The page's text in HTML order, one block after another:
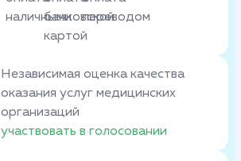
Независимая оценка качества
оказания услуг медицинских
организаций
участвовать в голосовании